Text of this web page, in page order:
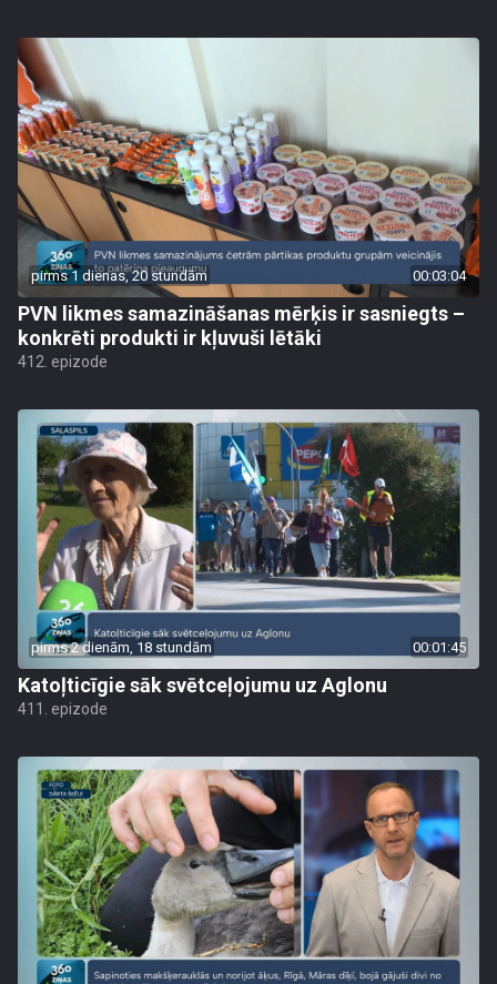
pirms 1 dienas, 20 stundām 00:03:04
PVN likmes samazināšanas mērķis ir sasniegts –
konkrēti produkti ir kļuvuši lētāki
412. epizode
pirms 2 dienām, 18 stundām 00:01:45
Katoļticīgie sāk svētceļojumu uz Aglonu
411. epizode